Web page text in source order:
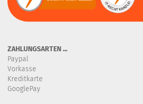
ZAHLUNGSARTEN ...
Paypal
Vorkasse
Kreditkarte
GooglePay